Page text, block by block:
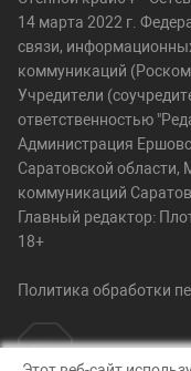
14 марта 2022 г.
связи,
коммуникаций
Учредители
ответственностью
Администрация
Саратовской
коммуникаций
Главный редактор:
18+
Политика обработки